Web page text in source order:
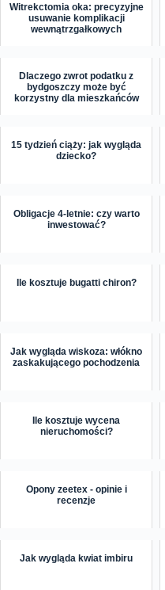
Witrekctomia oka: precyzyjne
usuwanie komplikacji
wewnątrzgałkowych
Dlaczego zwrot podatku z
bydgoszczy może być
korzystny dla mieszkańców
15 tydzień ciąży: jak wygląda
dziecko?
Obligacje 4-letnie: czy warto
inwestować?
Ile kosztuje bugatti chiron?
Jak wygląda wiskoza: włókno
zaskakującego pochodzenia
Ile kosztuje wycena
nieruchomości?
Opony zeetex - opinie i
recenzje
Jak wygląda kwiat imbiru